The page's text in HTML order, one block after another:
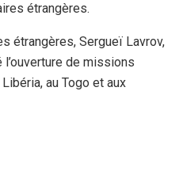
étrangères.
étrangères, Sergueï Lavrov,
de missions
au Togo et aux